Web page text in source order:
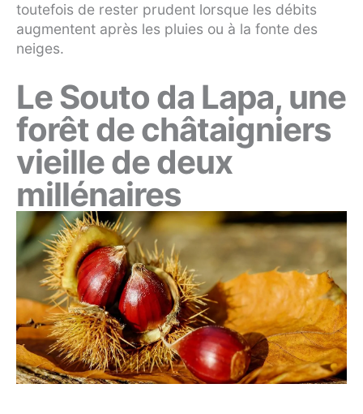
toutefois de rester prudent lorsque les débits
augmentent après les pluies ou à la fonte des
neiges.
Le Souto da Lapa, une
forêt de châtaigniers
vieille de deux
millénaires